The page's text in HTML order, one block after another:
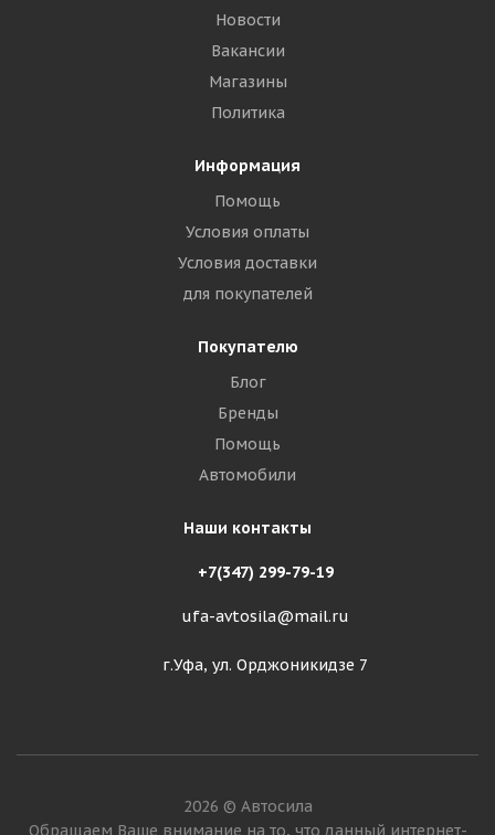
Новости
Вакансии
Магазины
Политика
Информация
Помощь
Условия оплаты
Условия доставки
для покупателей
Покупателю
Блог
Бренды
Помощь
Автомобили
Наши контакты
+7(347) 299-79-19
ufa-avtosila@mail.ru
г.Уфа, ул. Орджоникидзе 7
2026 © Автосила
Обращаем Ваше внимание на то, что данный интернет-